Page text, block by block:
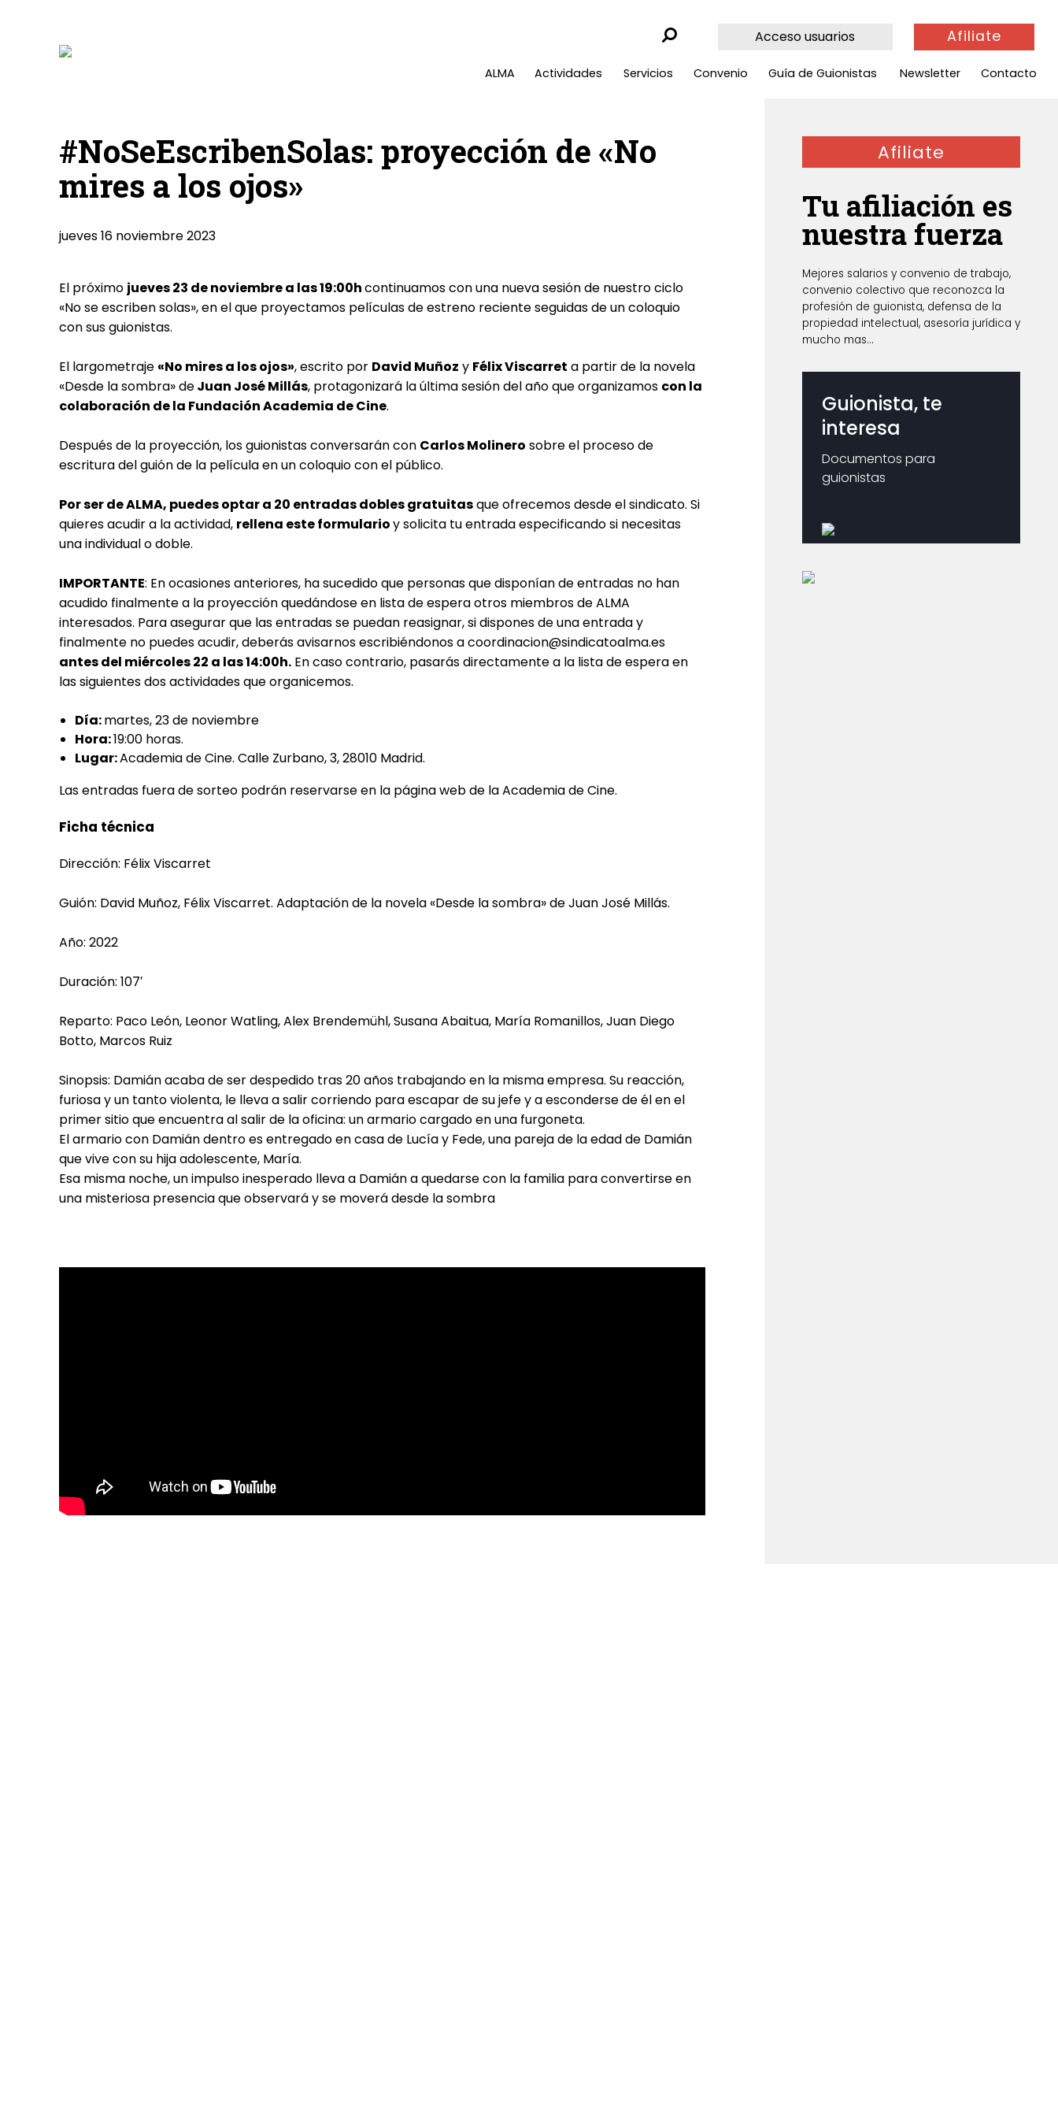
Acceso usuarios Afiliate
ALMA Actividades Servicios Convenio Guía de Guionistas Newsletter Contacto
#NoSeEscribenSolas: proyección de «No
mires a los ojos»
jueves 16 noviembre 2023
El próximo jueves 23 de noviembre a las 19:00hcontinuamos con una nueva sesión de nuestro ciclo
«No se escriben solas», en el que proyectamos películas de estreno reciente seguidas de un coloquio
con sus guionistas.
El largometraje «No mires a los ojos», escrito por David Muñoz y Félix Viscarret a partir de la novela
«Desde la sombra» deJuan José Millás, protagonizará la última sesión del año que organizamos con la
colaboración de la Fundación Academia de Cine.
Después de la proyección, los guionistas conversarán con Carlos Molinero sobre el proceso de
escritura del guión de la película en un coloquio con el público.
Por ser de ALMA, puedes optar a 20 entradas dobles gratuitasque ofrecemos desde el sindicato. Si
quieres acudir a la actividad, rellena este formularioy solicita tu entrada especificando si necesitas
una individual o doble.
IMPORTANTE: En ocasiones anteriores, ha sucedido que personas que disponían de entradas no han
acudido finalmente a la proyección quedándose en lista de espera otros miembros de ALMA
interesados. Para asegurar que las entradas se puedan reasignar, si dispones de una entrada y
finalmente no puedes acudir, deberás avisarnos escribiéndonos acoordinacion@sindicatoalma.es
antes del miércoles 22 a las 14:00h.En caso contrario, pasarás directamente a la lista de espera en
las siguientes dos actividades que organicemos.
Día:martes, 23 de noviembre
Hora:19:00 horas.
Lugar:Academia de Cine. Calle Zurbano, 3, 28010 Madrid.
Las entradas fuera de sorteo podrán reservarse en la página web de la Academia de Cine.
Ficha técnica
Dirección: Félix Viscarret
Guión: David Muñoz, Félix Viscarret. Adaptación de la novela «Desde la sombra» de Juan José Millás.
Año: 2022
Duración: 107′
Reparto: Paco León, Leonor Watling, Alex Brendemühl, Susana Abaitua, María Romanillos, Juan Diego
Botto, Marcos Ruiz
Sinopsis: Damián acaba de ser despedido tras 20 años trabajando en la misma empresa. Su reacción,
furiosa y un tanto violenta, le lleva a salir corriendo para escapar de su jefe y a esconderse de él en el
primer sitio que encuentra al salir de la oficina: un armario cargado en una furgoneta.
El armario con Damián dentro es entregado en casa de Lucía y Fede, una pareja de la edad de Damián
que vive con su hija adolescente, María.
Esa misma noche, un impulso inesperado lleva a Damián a quedarse con la familia para convertirse en
una misteriosa presencia que observará y se moverá desde la sombra
Afiliate
Tu afiliación es
nuestra fuerza
Mejores salarios y convenio de trabajo,
convenio colectivo que reconozca la
profesión de guionista, defensa de la
propiedad intelectual, asesoría jurídica y
mucho mas...
Guionista, te
interesa
Documentos para
guionistas